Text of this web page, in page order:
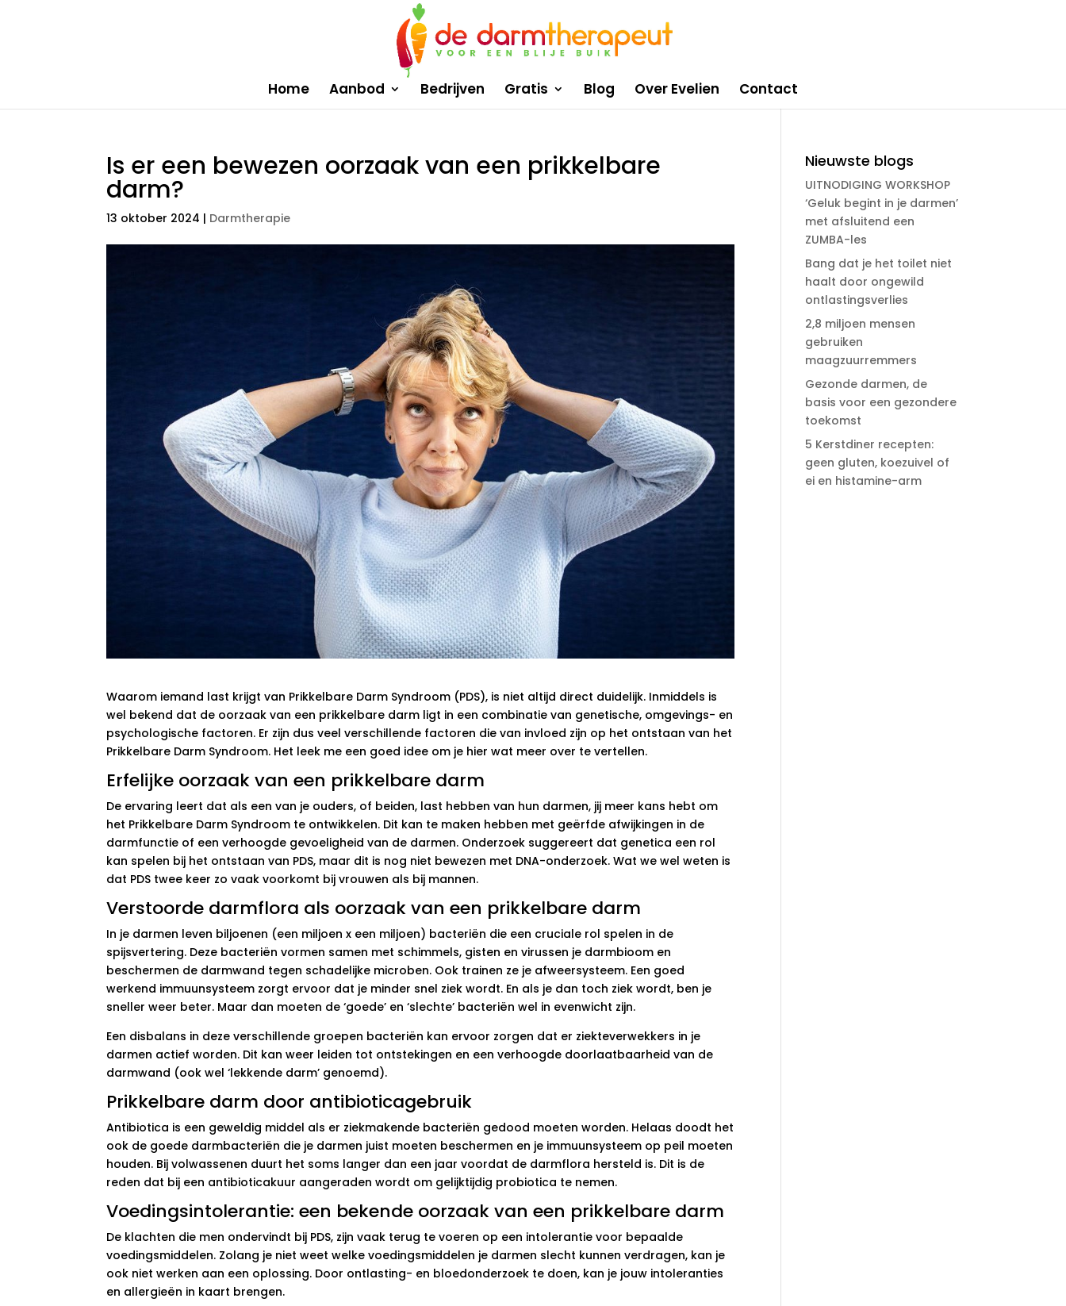
Home Aanbod Bedrijven Gratis Blog Over Evelien Contact
Is er een bewezen oorzaak van een prikkelbare
darm?
13 oktober 2024 | Darmtherapie
Waarom iemand last krijgt van Prikkelbare Darm Syndroom (PDS), is niet altijd direct duidelijk. Inmiddels is
wel bekend dat de oorzaak van een prikkelbare darm ligt in een combinatie van genetische, omgevings- en
psychologische factoren. Er zijn dus veel verschillende factoren die van invloed zijn op het ontstaan van het
Prikkelbare Darm Syndroom. Het leek me een goed idee om je hier wat meer over te vertellen.
Erfelijke oorzaak van een prikkelbare darm
De ervaring leert dat als een van je ouders, of beiden, last hebben van hun darmen, jij meer kans hebt om
het Prikkelbare Darm Syndroom te ontwikkelen. Dit kan te maken hebben met geërfde afwijkingen in de
darmfunctie of een verhoogde gevoeligheid van de darmen. Onderzoek suggereert dat genetica een rol
kan spelen bij het ontstaan van PDS, maar dit is nog niet bewezen met DNA-onderzoek. Wat we wel weten is
dat PDS twee keer zo vaak voorkomt bij vrouwen als bij mannen.
Verstoorde darmflora als oorzaak van een prikkelbare darm
In je darmen leven biljoenen (een miljoen x een miljoen) bacteriën die een cruciale rol spelen in de
spijsvertering. Deze bacteriën vormen samen met schimmels, gisten en virussen je darmbioom en
beschermen de darmwand tegen schadelijke microben. Ook trainen ze je afweersysteem. Een goed
werkend immuunsysteem zorgt ervoor dat je minder snel ziek wordt. En als je dan toch ziek wordt, ben je
sneller weer beter. Maar dan moeten de ‘goede’ en ‘slechte’ bacteriën wel in evenwicht zijn.
Een disbalans in deze verschillende groepen bacteriën kan ervoor zorgen dat er ziekteverwekkers in je
darmen actief worden. Dit kan weer leiden tot ontstekingen en een verhoogde doorlaatbaarheid van de
darmwand (ook wel ‘lekkende darm’ genoemd).
Prikkelbare darm door antibioticagebruik
Antibiotica is een geweldig middel als er ziekmakende bacteriën gedood moeten worden. Helaas doodt het
ook de goede darmbacteriën die je darmen juist moeten beschermen en je immuunsysteem op peil moeten
houden. Bij volwassenen duurt het soms langer dan een jaar voordat de darmflora hersteld is. Dit is de
reden dat bij een antibioticakuur aangeraden wordt om gelijktijdig probiotica te nemen.
Voedingsintolerantie: een bekende oorzaak van een prikkelbare darm
De klachten die men ondervindt bij PDS, zijn vaak terug te voeren op een intolerantie voor bepaalde
voedingsmiddelen. Zolang je niet weet welke voedingsmiddelen je darmen slecht kunnen verdragen, kan je
ook niet werken aan een oplossing. Door ontlasting- en bloedonderzoek te doen, kan je jouw intoleranties
en allergieën in kaart brengen.
Nieuwste blogs
UITNODIGING WORKSHOP
‘Geluk begint in je darmen’
met afsluitend een
ZUMBA-les
Bang dat je het toilet niet
haalt door ongewild
ontlastingsverlies
2,8 miljoen mensen
gebruiken
maagzuurremmers
Gezonde darmen, de
basis voor een gezondere
toekomst
5 Kerstdiner recepten:
geen gluten, koezuivel of
ei en histamine-arm